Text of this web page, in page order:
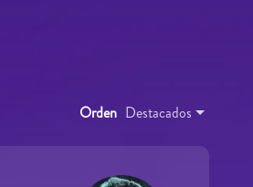
Orden Destacados